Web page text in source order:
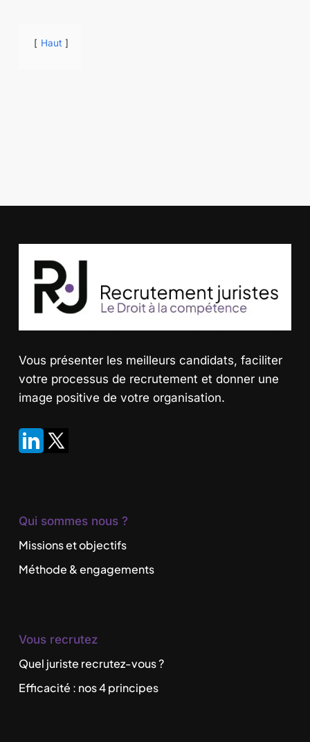
Haut
Vous présenter les meilleurs candidats, faciliter
votre processus de recrutement et donner une
image positive de votre organisation.
Qui sommes nous ?
Missions et objectifs
Méthode & engagements
Vous recrutez
Quel juriste recrutez-vous ?
Efficacité : nos 4 principes